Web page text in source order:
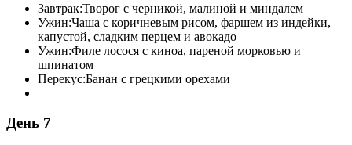
Завтрак:Творог с черникой, малиной и миндалем
Ужин:Чаша с коричневым рисом, фаршем из индейки,
капустой, сладким перцем и авокадо
Ужин:Филе лосося с киноа, пареной морковью и
шпинатом
Перекус:Банан с грецкими орехами
День 7